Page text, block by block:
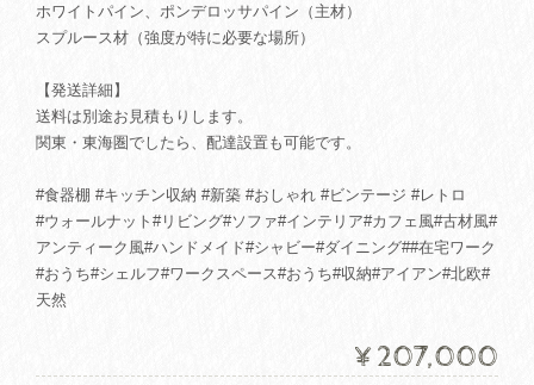
ホワイトパイン、ポンデロッサパイン（主材）
スプルース材（強度が特に必要な場所）
【発送詳細】
送料は別途お見積もりします。
関東・東海圏でしたら、配達設置も可能です。
#食器棚 #キッチン収納 #新築 #おしゃれ #ビンテージ #レトロ
#ウォールナット#リビング#ソファ#インテリア#カフェ風#古材風#
アンティーク風#ハンドメイド#シャビー#ダイニング##在宅ワーク
#おうち#シェルフ#ワークスペース#おうち#収納#アイアン#北欧#
天然
¥207,000